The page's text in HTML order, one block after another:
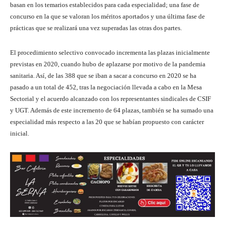
basan en los temarios establecidos para cada especialidad; una fase de
concurso en la que se valoran los méritos aportados y una última fase de
prácticas que se realizará una vez superadas las otras dos partes.
El procedimiento selectivo convocado incrementa las plazas inicialmente
previstas en 2020, cuando hubo de aplazarse por motivo de la pandemia
sanitaria. Así, de las 388 que se iban a sacar a concurso en 2020 se ha
pasado a un total de 452, tras la negociación llevada a cabo en la Mesa
Sectorial y el acuerdo alcanzado con los representantes sindicales de CSIF
y UGT. Además de este incremento de 64 plazas, también se ha sumado una
especialidad más respecto a las 20 que se habían propuesto con carácter
inicial.